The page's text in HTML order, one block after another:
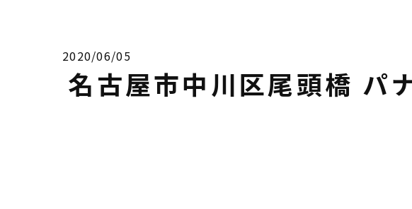
2020/06/05
名古屋市中川区尾頭橋 パ